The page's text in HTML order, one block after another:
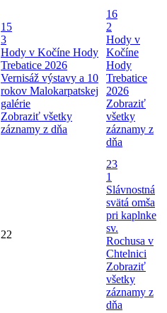
15
3
Hody v Kočíne Hody
Trebatice 2026
Vernisáž výstavy a 10
rokov Malokarpatskej
galérie
Zobraziť všetky
záznamy z dňa
16
2
Hody v
Kočíne
Hody
Trebatice
2026
Zobraziť
všetky
záznamy z
dňa
22
23
1
Slávnostná
svätá omša
pri kaplnke
sv.
Rochusa v
Chtelnici
Zobraziť
všetky
záznamy z
dňa